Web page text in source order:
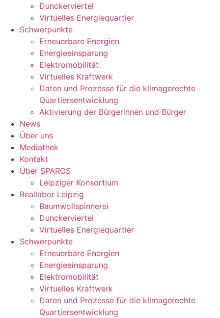
Dunckerviertel
Virtuelles Energiequartier
Schwerpunkte
Erneuerbare Energien
Energieeinsparung
Elektromobilität
Virtuelles Kraftwerk
Daten und Prozesse für die klimagerechte
Quartiersentwicklung
Aktivierung der Bürgerinnen und Bürger
News
Über uns
Mediathek
Kontakt
Über SPARCS
Leipziger Konsortium
Reallabor Leipzig
Baumwollspinnerei
Dunckerviertel
Virtuelles Energiequartier
Schwerpunkte
Erneuerbare Energien
Energieeinsparung
Elektromobilität
Virtuelles Kraftwerk
Daten und Prozesse für die klimagerechte
Quartiersentwicklung